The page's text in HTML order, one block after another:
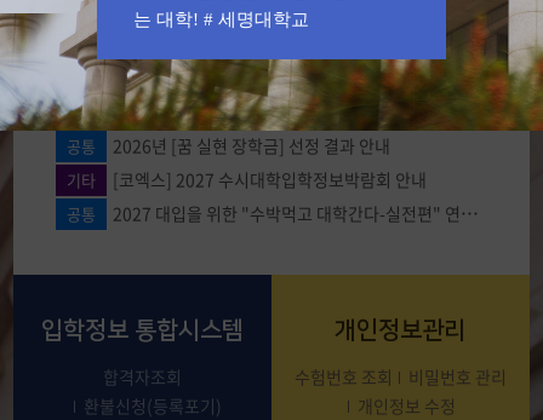
는 대학! # 세명대학교
2026 수시 및 정시모집 입
시결과 안내
수시
기타 2027학년도 성인학습자전형 모집요강 및 원서접수 안내
공통 [이벤트] 월간 세명-7월 퀴즈
공통 2026년 [꿈 실현 장학금] 선정 결과 안내
기타 [코엑스] 2027 수시대학입학정보박람회 안내
공통 2027 대입을 위한 "수박먹고 대학간다-실전편" 연수...
입학정보 통합시스템
합격자조회
환불신청(등록포기)
개인정보관리
수험번호 조회
비밀번호 관리
개인정보 수정